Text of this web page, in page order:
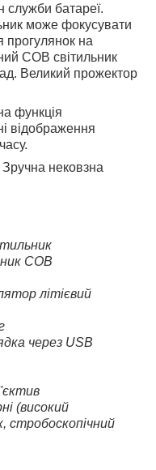
служби батареї.
може фокусувати
прогулянок на
COB світильник
Великий прожектор
функція
відображення
Зручна нековзна
COB
літієвий
через USB
(високий
стробоскопічний